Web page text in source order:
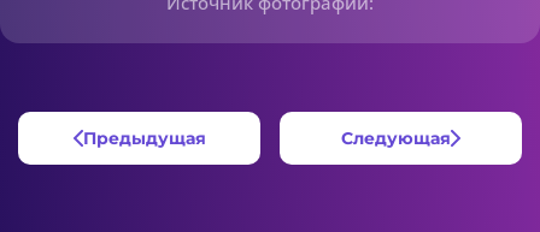
Предыдущая Следующая